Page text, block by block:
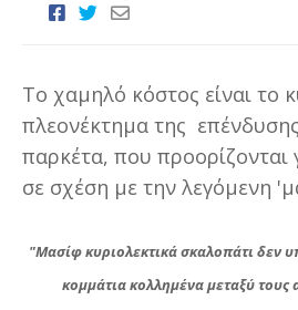
Το χαμηλό κόστος είναι το
πλεονέκτημα της
παρκέτα, που προορίζονται
σε σχέση με την λεγόμενη
"Μασίφ κυριολεκτικά σκαλοπάτι δεν
κομμάτια κολλημένα μεταξύ